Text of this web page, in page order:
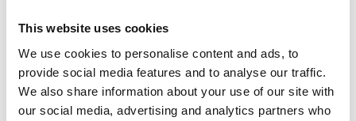
This website uses cookies
We use cookies to personalise content and ads, to
provide social media features and to analyse our traffic.
We also share information about your use of our site with
our social media, advertising and analytics partners who